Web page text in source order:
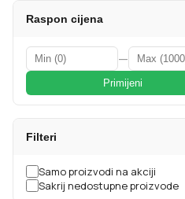
Raspon cijena
—
Primijeni
Filteri
Samo proizvodi na akciji
Sakrij nedostupne proizvode